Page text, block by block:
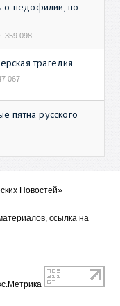
о педофилии, но
359 098
трагедия
067
пятна русского
Новостей»
ссылка на